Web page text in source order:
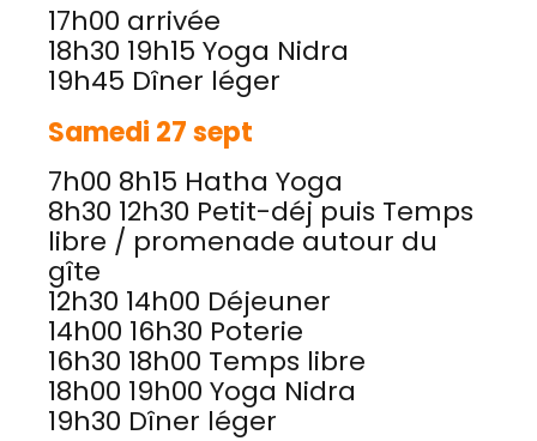
17h00 arrivée
18h30 19h15 Yoga Nidra
19h45 Dîner léger
Samedi 27 sept
7h00 8h15 Hatha Yoga
8h30 12h30 Petit-déj puis Temps
libre / promenade autour du
gîte
12h30 14h00 Déjeuner
14h00 16h30 Poterie
16h30 18h00 Temps libre
18h00 19h00 Yoga Nidra
19h30 Dîner léger